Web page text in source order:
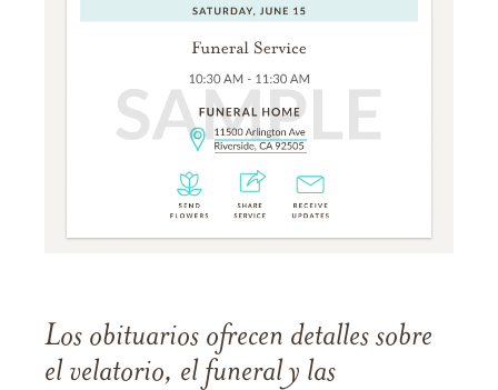
Los obituarios ofrecen detalles sobre
el velatorio, el funeral y las